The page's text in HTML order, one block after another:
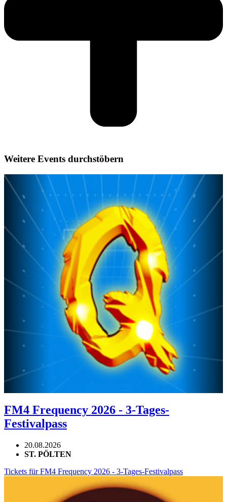
Weitere Events durchstöbern
FM4 Frequency 2026 - 3-Tages-
Festivalpass
20.08.2026
ST. PÖLTEN
Tickets für FM4 Frequency 2026 - 3-Tages-Festivalpass